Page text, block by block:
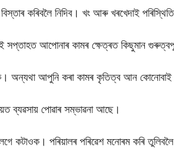
কৰিবলৈ নিদিব। খং আৰু খৰখেদাই
সপ্তাহত আপোনাৰ কামৰ ক্ষেত্ৰত কিছুমান
অন্যথা আপুনি কৰা কামৰ কৃতিত্ব আন কোনোবাই
ব্যৱসায় পোৱাৰ সম্ভাৱনা আছে।
কটাওক। পৰিয়ালৰ পৰিৱেশ মনোৰম কৰি